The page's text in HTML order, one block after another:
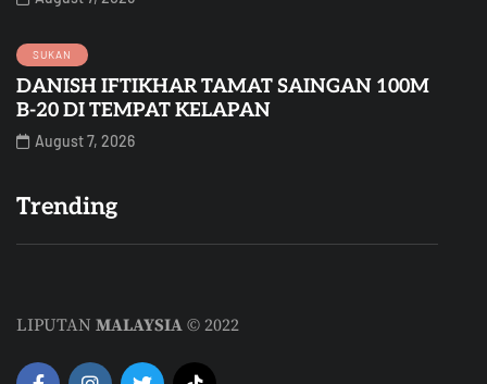
SUKAN
DANISH IFTIKHAR TAMAT SAINGAN 100M
B-20 DI TEMPAT KELAPAN
August 7, 2026
Trending
LIPUTAN MALAYSIA © 2022